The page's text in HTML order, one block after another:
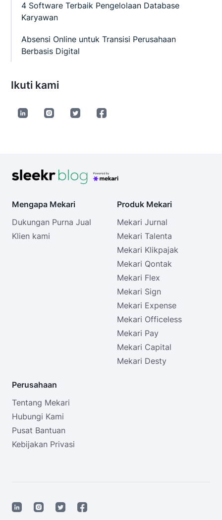
4 Software Terbaik Pengelolaan Database
Karyawan
Absensi Online untuk Transisi Perusahaan
Berbasis Digital
Ikuti kami
Mengapa Mekari
Dukungan Purna Jual
Klien kami
Produk Mekari
Mekari Jurnal
Mekari Talenta
Mekari Klikpajak
Mekari Qontak
Mekari Flex
Mekari Sign
Mekari Expense
Mekari Officeless
Mekari Pay
Mekari Capital
Mekari Desty
Perusahaan
Tentang Mekari
Hubungi Kami
Pusat Bantuan
Kebijakan Privasi